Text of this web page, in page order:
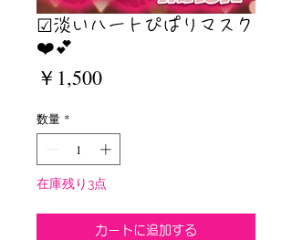
☑︎淡いハートぴぱりマスク
❤️💕
￥1,500価
数量 *
在庫残り3点
カートに追加する